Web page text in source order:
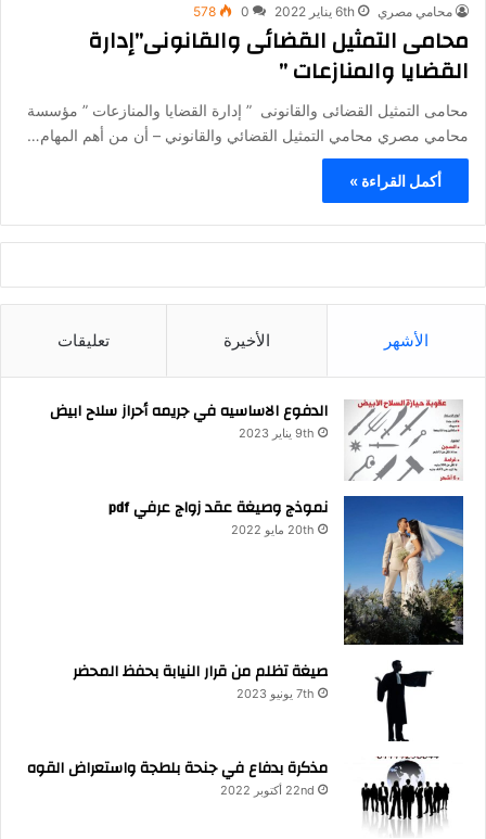
محامي مصري 6th يناير 2022 0
578
محامى التمثيل القضائى والقانونى”إدارة
القضايا والمنازعات ”
محامى التمثيل القضائى والقانونى ” إدارة القضايا والمنازعات ” مؤسسة
محامي مصري محامي التمثيل القضائي والقانوني – أن من أهم المهام…
أكمل القراءة »
الأشهر الأخيرة تعليقات
الدفوع الاساسيه في جريمه أحراز سلاح ابيض
9th يناير 2023
نموذج وصيغة عقد زواج عرفي pdf
20th مايو 2022
صيغة تظلم من قرار النيابة بحفظ المحضر
7th يونيو 2023
مذكرة بدفاع في جنحة بلطجة واستعراض القوه
22nd أكتوبر 2022